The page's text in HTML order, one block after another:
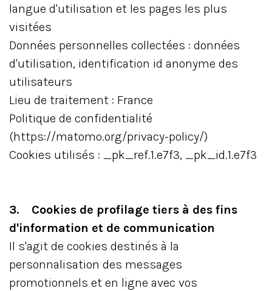
langue d'utilisation et les pages les plus
visitées
Données personnelles collectées : données
d'utilisation, identification id anonyme des
utilisateurs
Lieu de traitement : France
Politique de confidentialité
(https://matomo.org/privacy-policy/)
Cookies utilisés : _pk_ref.1.e7f3, _pk_id.1.e7f3
3. Cookies de profilage tiers à des fins
d'information et de communication
Il s'agit de cookies destinés à la
personnalisation des messages
promotionnels et en ligne avec vos